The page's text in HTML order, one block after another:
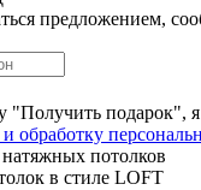
предложением,
"Получить подарок",
и обработку
потолков
в стиле LOFT